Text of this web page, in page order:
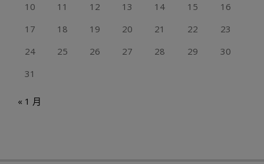
10
11 12 13 14 15
16
17
18 19 20 21 22
23
24
25 26 27 28 29
30
31
« 1 月